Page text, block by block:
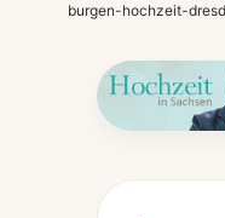
burgen-hochzeit-